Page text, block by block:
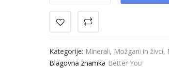
Kategorije: Minerali, Možgani in živci,
Blagovna znamka Better You